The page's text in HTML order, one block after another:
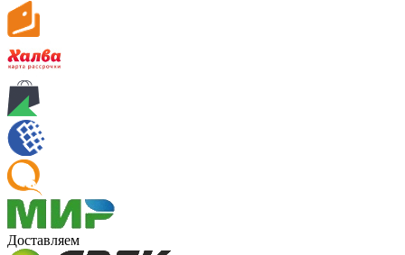
Доставляем